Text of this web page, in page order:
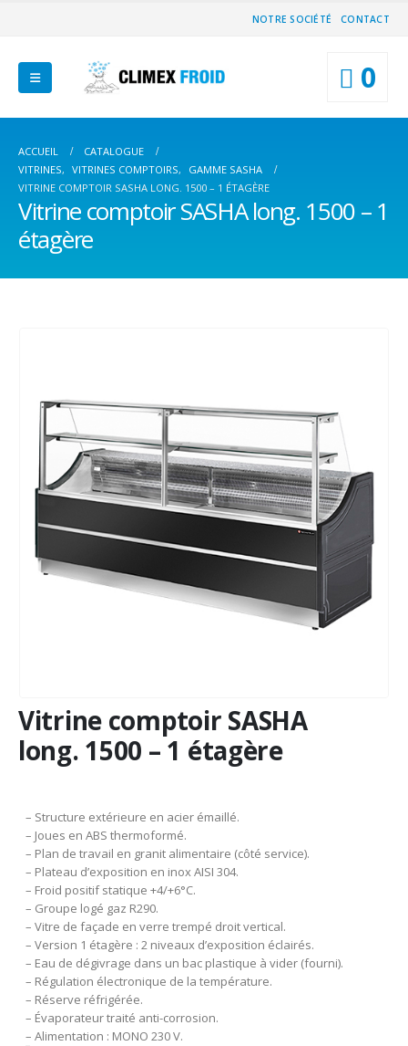
NOTRE SOCIÉTÉ CONTACT
0
ACCUEIL
CATALOGUE
VITRINES, VITRINES COMPTOIRS,
GAMME SASHA
VITRINE COMPTOIR SASHA LONG. 1500 – 1 ÉTAGÈRE
Vitrine comptoir SASHA long. 1500 – 1
étagère
Vitrine comptoir SASHA
long. 1500 – 1 étagère
– Structure extérieure en acier émaillé.
– Joues en ABS thermoformé.
– Plan de travail en granit alimentaire (côté service).
– Plateau d’exposition en inox AISI 304.
– Froid positif statique +4/+6°C.
– Groupe logé gaz R290.
– Vitre de façade en verre trempé droit vertical.
– Version 1 étagère : 2 niveaux d’exposition éclairés.
– Eau de dégivrage dans un bac plastique à vider (fourni).
– Régulation électronique de la température.
– Réserve réfrigérée.
– Évaporateur traité anti-corrosion.
– Alimentation : MONO 230 V.